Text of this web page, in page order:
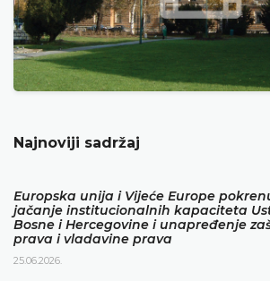
Najnoviji sadržaj
Europska unija i Vijeće Europe
jačanje institucionalnih kapaciteta
Bosne i Hercegovine i unapređenje
prava i vladavine prava
25.06.2026.